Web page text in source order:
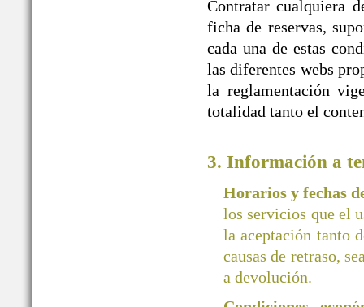
Contratar cualquiera
ficha de reservas,
cada una de estas
las diferentes webs
la reglamentación
totalidad tanto el
3. Información a
Horarios y fechas
los servicios que el
la aceptación tanto
causas de retraso,
a devolución.